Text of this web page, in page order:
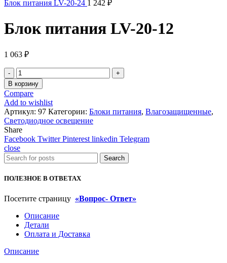
Блок питания LV-20-24 1 242 ₽
Блок питания LV-20-12
1 063 ₽
Количество
товара
Блок
питания
LV-
20-
12
В корзину
Compare
Add to wishlist
Артикул: 97 Категории: Блоки питания, Влагозащищенные,
Светодиодное освещение
Share
Facebook Twitter Pinterest linkedin Telegram
close
Search
ПОЛЕЗНОЕ В ОТВЕТАХ
Посетите страницу «Вопрос- Ответ»
Описание
Детали
Оплата и Доставка
Описание